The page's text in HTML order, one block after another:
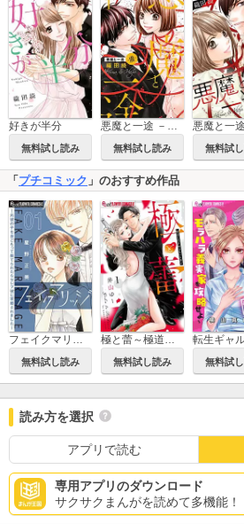
好きが半分
無料試し読み
悪魔と一途 －虜－
無料試し読み 無料試
「 プチコミック 」のおすすめ作品
フェイクマリッジ～元彼の子を身ごもって捨てられたらセレブ彼に求婚されました～【マイクロ】
無料試し読み
極と蕾～極道と恋を知らない人妻と～
無料試し読み 無料試
読み方を選択
アプリで読む
専用アプリのダウンロード
サクサクまんがを読めて多機能！